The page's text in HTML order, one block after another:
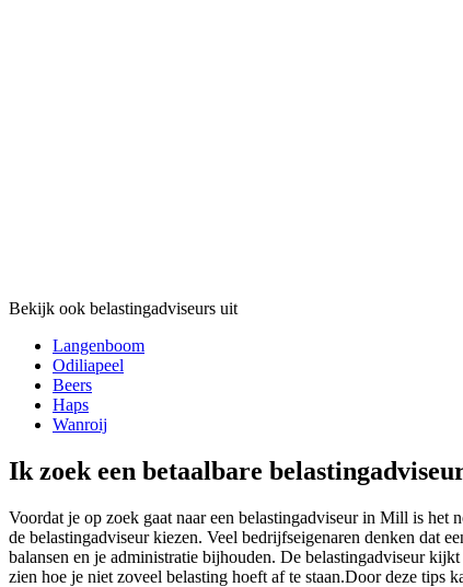
Bekijk ook belastingadviseurs uit
Langenboom
Odiliapeel
Beers
Haps
Wanroij
Ik zoek een betaalbare
Voordat je op zoek gaat naar een belastingadviseur in Mill is het
de belastingadviseur kiezen. Veel bedrijfseigenaren denken dat
balansen en je administratie bijhouden. De belastingadviseur
zien hoe je niet zoveel belasting hoeft af te staan.Door deze